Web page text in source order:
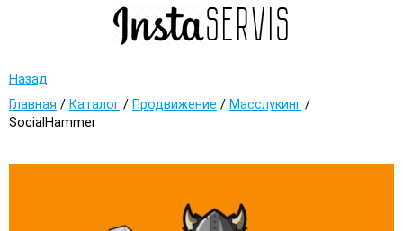
Назад
Главная / Каталог / Продвижение / Масслукинг /
SocialHammer